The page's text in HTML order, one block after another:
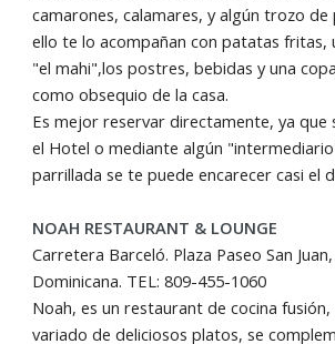
camarones, calamares, y algún trozo
ello te lo acompañan con patatas fritas,
"el mahi",los postres, bebidas y una
como obsequio de la casa.
Es mejor reservar directamente, ya que
el Hotel o mediante algún
parrillada se te puede encarecer casi el
NOAH RESTAURANT & LOUNGE
Carretera Barceló. Plaza Paseo San
Dominicana. TEL: 809-455-1060
Noah, es un restaurant de cocina
variado de deliciosos platos, se